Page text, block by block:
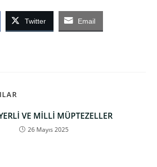
Twitter Email
VE MİLLİ MÜPTEZELLER
26 Mayıs 2025